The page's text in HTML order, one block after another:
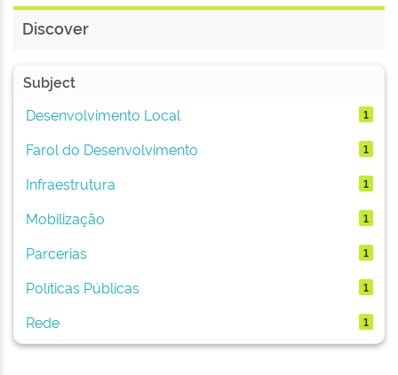
Discover
Subject
Desenvolvimento Local
1
Farol do Desenvolvimento 1
Infraestrutura 1
Mobilização 1
Parcerias 1
Políticas Públicas 1
Rede 1